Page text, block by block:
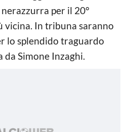
per il 20°
vicina. In tribuna saranno
lo splendido traguardo
Simone Inzaghi.